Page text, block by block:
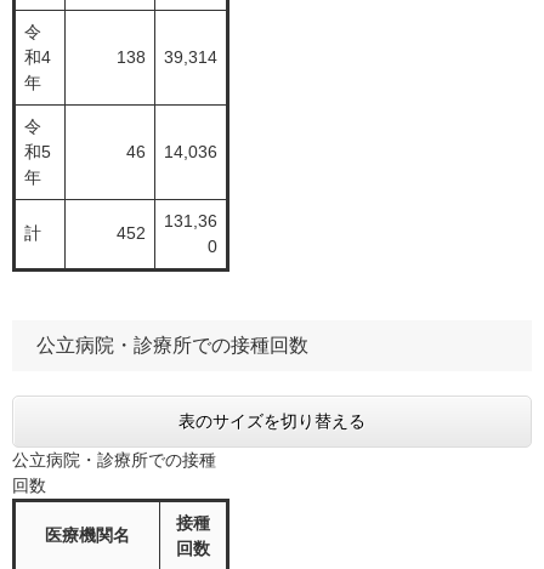
令
和4
年
138 39,314
令
和5
年
46 14,036
計 452
131,36
0
公立病院・診療所での接種回数
表のサイズを切り替える
公立病院・診療所での接種
回数
医療機関名
接種
回数